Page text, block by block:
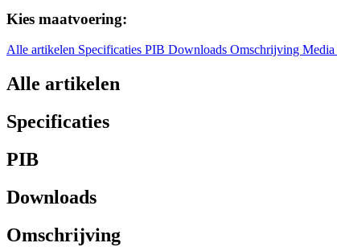
Kies maatvoering:
Alle artikelen Specificaties PIB Downloads Omschrijving Media
Alle artikelen
Specificaties
PIB
Downloads
Omschrijving